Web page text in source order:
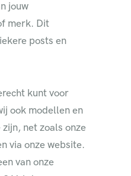
jouw
merk. Dit
posts en
kunt voor
ook modellen en
net zoals onze
via onze website.
van onze